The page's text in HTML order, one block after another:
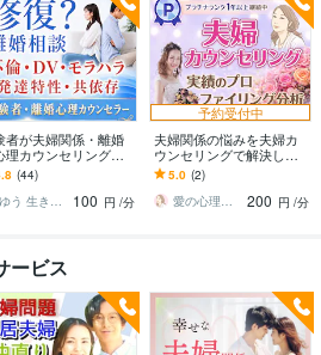
者が夫婦関係・離婚
理カウンセリングし
修復？離婚？再婚？
の岐路に悩むあなた
ポートします
(44)
ゆう 生きづらさをひも解き解放します
100 円 /分
予約受付中
夫婦関係の悩みを夫婦カ
ウンセリングで解決しま
す 私も経験者☆夫も妻も
同時対応・現実的な夫婦
関係の改善策を提示
5.0 (2)
愛の心理分析プロファイラーMICOTO♥
200 円 /分
ービス